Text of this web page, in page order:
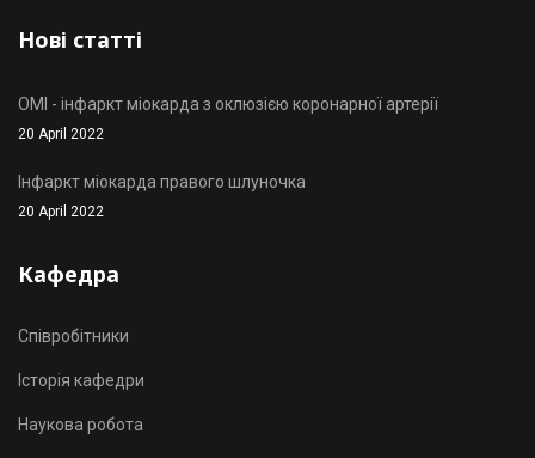
Нові статті
OMI - інфаркт міокарда з оклюзією коронарної артерії
20 April 2022
Інфаркт міокарда правого шлуночка
20 April 2022
Кафедра
Співробітники
Історія кафедри
Наукова робота